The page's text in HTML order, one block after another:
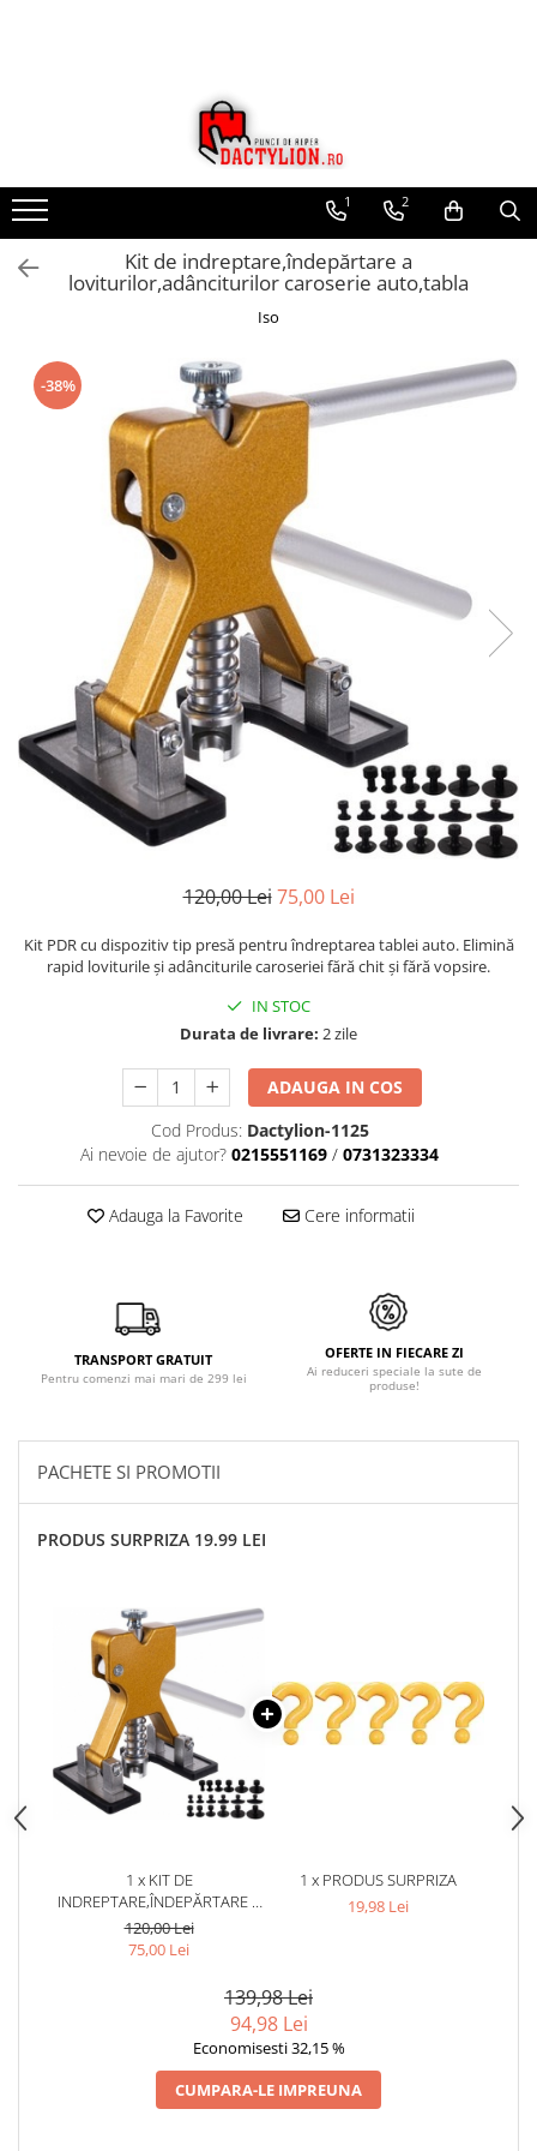
1 2
Kit de indreptare,îndepărtare a
loviturilor,adânciturilor caroserie auto,tabla
Iso
-38%
120,00 Lei 75,00 Lei
Kit PDR cu dispozitiv tip presă pentru îndreptarea tablei auto. Elimină
rapid loviturile și adânciturile caroseriei fără chit și fără vopsire.
IN STOC
Durata de livrare: 2 zile
ADAUGA IN COS
Cod Produs: Dactylion-1125
Ai nevoie de ajutor? 0215551169 / 0731323334
Adauga la Favorite Cere informatii
TRANSPORT GRATUIT
Pentru comenzi mai mari de 299 lei
OFERTE IN FIECARE ZI
Ai reduceri speciale la sute de
produse!
PACHETE SI PROMOTII
PRODUS SURPRIZA 19.99 LEI
1 x KIT DE
INDREPTARE,ÎNDEPĂRTARE A
LOVITURILOR,ADÂNCITURILOR
CAROSERIE AUTO,TABLA
120,00 Lei
75,00 Lei
1 x PRODUS SURPRIZA
19,98 Lei
139,98 Lei
94,98 Lei
Economisesti 32,15 %
CUMPARA-LE IMPREUNA